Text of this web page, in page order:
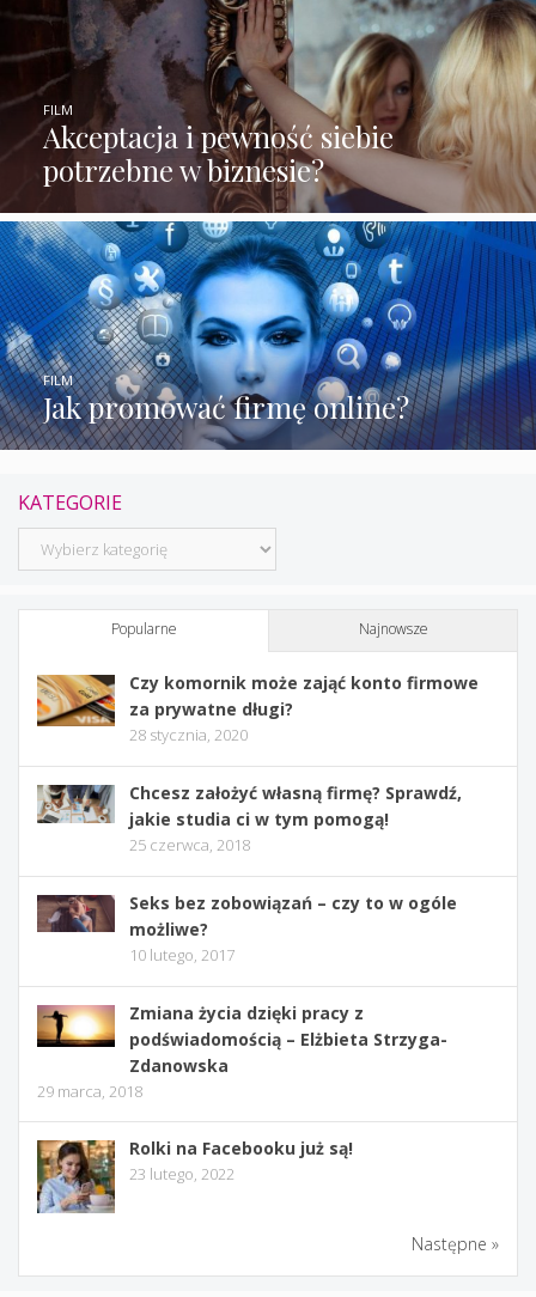
Akceptacja i pewność siebie
potrzebne w biznesie?
FILM
Jak promować firmę online?
FILM
KATEGORIE
Kategorie
Popularne Najnowsze
Czy komornik może zająć konto firmowe
za prywatne długi?
28 stycznia, 2020
Chcesz założyć własną firmę? Sprawdź,
jakie studia ci w tym pomogą!
25 czerwca, 2018
Seks bez zobowiązań – czy to w ogóle
możliwe?
10 lutego, 2017
Zmiana życia dzięki pracy z
podświadomością – Elżbieta Strzyga-
Zdanowska
29 marca, 2018
Rolki na Facebooku już są!
23 lutego, 2022
Następne »